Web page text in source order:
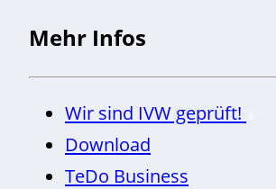
Mehr Infos
Wir sind IVW geprüft!
Download
TeDo Business